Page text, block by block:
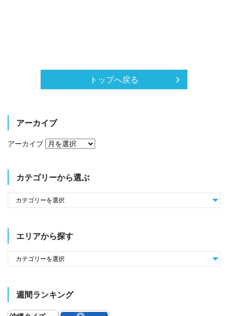
トップへ戻る
アーカイブ
アーカイブ
カテゴリーから選ぶ
エリアから探す
週間ランキング